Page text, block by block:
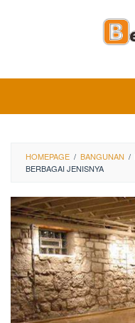
HOMEPAGE / BANGUNAN /
BERBAGAI JENISNYA